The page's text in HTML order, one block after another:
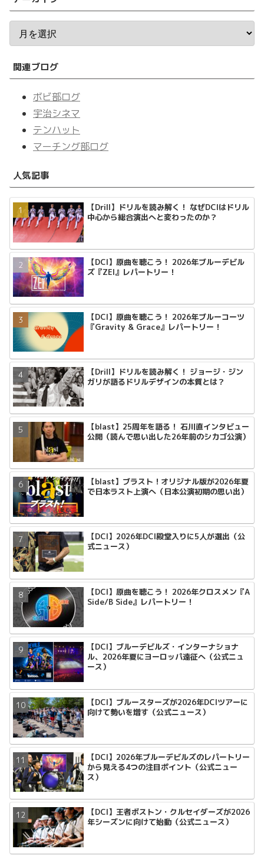
関連ブログ
ボビ部ログ
宇治シネマ
テンハット
マーチング部ログ
人気記事
【Drill】ドリルを読み解く！ なぜDCIはドリル
中心から総合演出へと変わったのか？
【DCI】原曲を聴こう！ 2026年ブルーデビル
ズ『ZEI』レパートリー！
【DCI】原曲を聴こう！ 2026年ブルーコーツ
『Gravity & Grace』レパートリー！
【Drill】ドリルを読み解く！ ジョージ・ジン
ガリが語るドリルデザインの本質とは？
【blast】25周年を語る！ 石川直インタビュー
公開（読んで思い出した26年前のシカゴ公演）
【blast】ブラスト！オリジナル版が2026年夏
で日本ラスト上演へ（日本公演初期の思い出）
【DCI】2026年DCI殿堂入りに5人が選出（公
式ニュース）
【DCI】原曲を聴こう！ 2026年クロスメン『A
Side/B Side』レパートリー！
【DCI】ブルーデビルズ・インターナショナ
ル、2026年夏にヨーロッパ遠征へ（公式ニュ
ース）
【DCI】ブルースターズが2026年DCIツアーに
向けて勢いを増す（公式ニュース）
【DCI】2026年ブルーデビルズのレパートリー
から見える4つの注目ポイント（公式ニュー
ス）
【DCI】王者ボストン・クルセイダーズが2026
年シーズンに向けて始動（公式ニュース）